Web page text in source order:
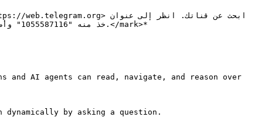
and AI agents can read, navigate, and reason over
by asking a question.